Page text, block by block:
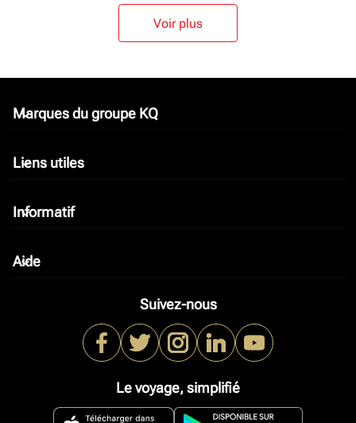
Voir plus
Marques du groupe KQ
keyboard_arrow_down
Liens utiles
keyboard_arrow_down
Informatif
keyboard_arrow_down
Aide
keyboard_arrow_down
Suivez-nous
Le voyage, simplifié